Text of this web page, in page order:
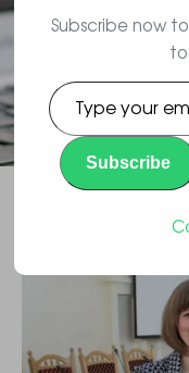
не пройшов
поліції і
Subscribe now
Type
your
email…
Subscribe